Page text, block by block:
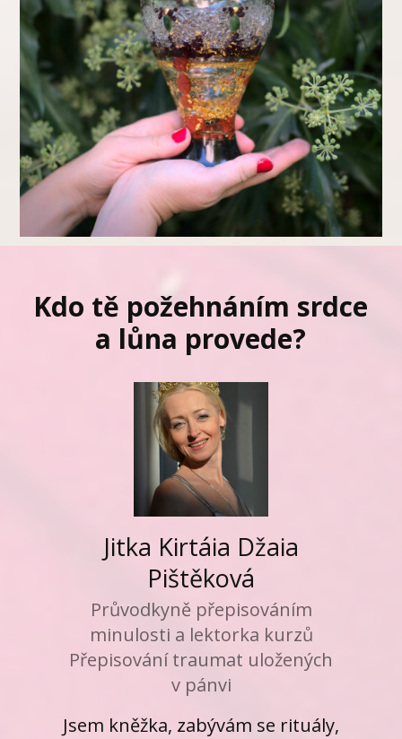
Kdo tě požehnáním srdce
a lůna provede?
Jitka Kirtáia Džaia
Pištěková
Průvodkyně přepisováním
minulosti a lektorka kurzů
Přepisování traumat uložených
v pánvi
Jsem kněžka, zabývám se rituály,